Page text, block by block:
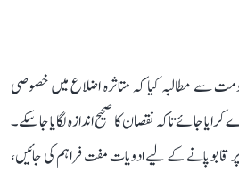
سے مطالبہ کیا کہ متاثرہ اضلاع میں خصوصی
جائے تاکہ نقصان کا صحیح اندازہ لگایا جا سکے۔
قابو پانے کے لیے ادویات مفت فراہم کی جائیں،